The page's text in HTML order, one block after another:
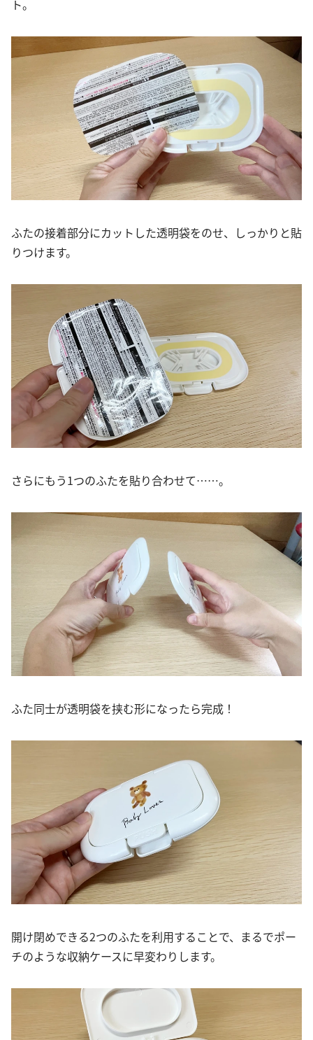
ト。
ふたの接着部分にカットした透明袋をのせ、しっかりと貼
りつけます。
さらにもう1つのふたを貼り合わせて……。
ふた同士が透明袋を挟む形になったら完成！
開け閉めできる2つのふたを利用することで、まるでポー
チのような収納ケースに早変わりします。